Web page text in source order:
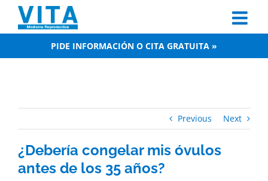
content
PIDE INFORMACIÓN O CITA GRATUITA »
Previous Next
¿Debería congelar mis óvulos
antes de los 35 años?